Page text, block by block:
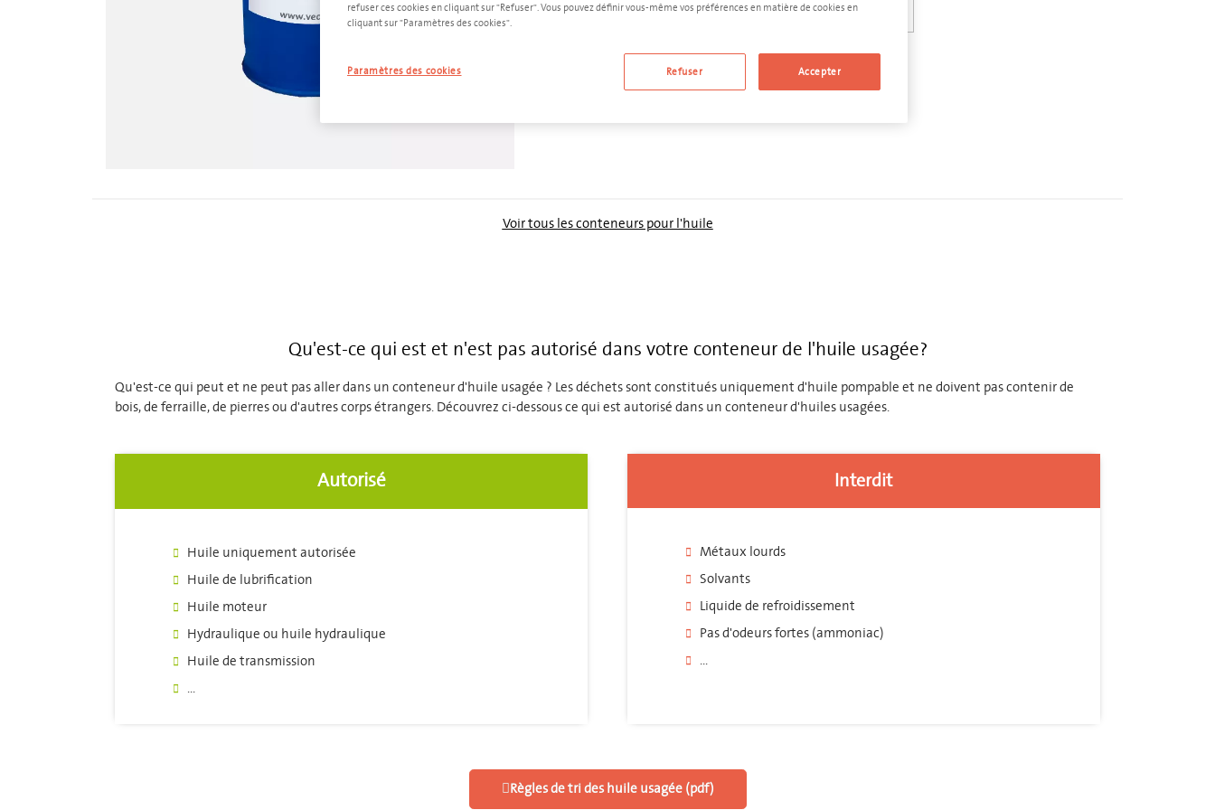
AJOUTER AU DEVIS
Voir tous les conteneurs pour l'huile
Qu'est-ce qui est et n'est pas autorisé dans votre conteneur de l'huile usagée?
Qu'est-ce qui peut et ne peut pas aller dans un conteneur d'huile usagée ? Les déchets sont constitués uniquement d'huile pompable et ne doivent pas contenir de
bois, de ferraille, de pierres ou d'autres corps étrangers. Découvrez ci-dessous ce qui est autorisé dans un conteneur d'huiles usagées.
Autorisé
Huile uniquement autorisée
Huile de lubrification
Huile moteur
Hydraulique ou huile hydraulique
Huile de transmission
...
Interdit
Métaux lourds
Solvants
Liquide de refroidissement
Pas d'odeurs fortes (ammoniac)
...
Règles de tri des huile usagée (pdf)
refuser ces cookies en cliquant sur "Refuser". Vous pouvez définir vous-même vos préférences en matière de cookies en
cliquant sur "Paramètres des cookies".
Paramètres des cookies Refuser Accepter